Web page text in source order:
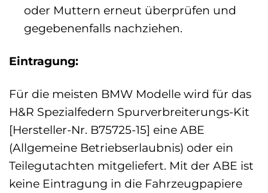
oder Muttern erneut überprüfen und
gegebenenfalls nachziehen.
Eintragung:
Für die meisten BMW Modelle wird für das
H&R Spezialfedern Spurverbreiterungs-Kit
[Hersteller-Nr. B75725-15] eine ABE
(Allgemeine Betriebserlaubnis) oder ein
Teilegutachten mitgeliefert. Mit der ABE ist
keine Eintragung in die Fahrzeugpapiere